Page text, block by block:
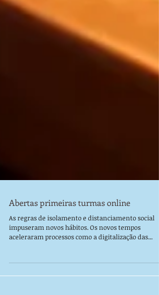
Abertas primeiras turmas online
As regras de isolamento e distanciamento social
aceleraram processos como a digitalização das...